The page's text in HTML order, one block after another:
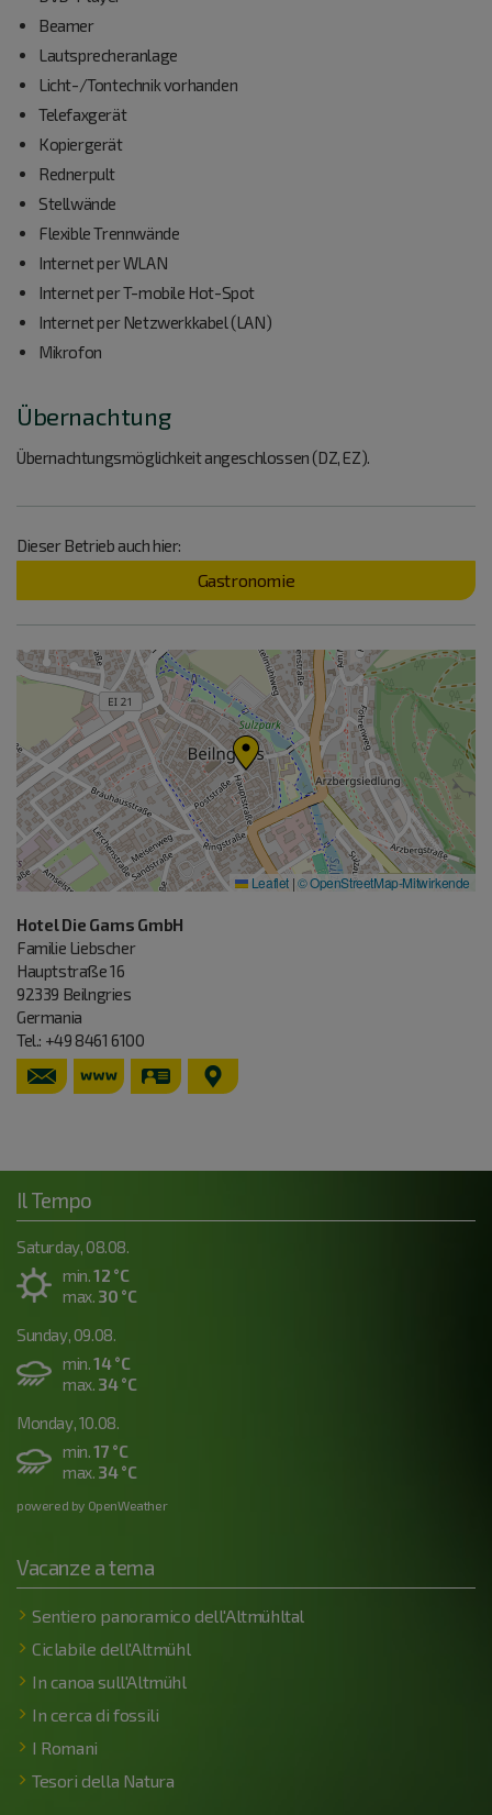
Beamer
Lautsprecheranlage
Licht-/Tontechnik vorhanden
Telefaxgerät
Kopiergerät
Rednerpult
Stellwände
Flexible Trennwände
Internet per WLAN
Internet per T-mobile Hot-Spot
Internet per Netzwerkkabel (LAN)
Mikrofon
Übernachtung
Übernachtungsmöglichkeit angeschlossen (DZ, EZ).
Dieser Betrieb auch hier:
Gastronomie
Leaflet |© OpenStreetMap-Mitwirkende
Hotel Die Gams GmbH
Familie Liebscher
Hauptstraße 16
92339 Beilngries
Germania
Tel.: +49 8461 6100
https://www.hotel-gams.de
vCard
Il Tempo
Saturday, 08.08.
min.12 °C
max. 30 °C
Sunday, 09.08.
min.14 °C
max. 34 °C
Monday, 10.08.
min.17 °C
max. 34 °C
powered by OpenWeather
Vacanze a tema
Sentiero panoramico dell'Altmühltal
Ciclabile dell'Altmühl
In canoa sull'Altmühl
In cerca di fossili
I Romani
Tesori della Natura